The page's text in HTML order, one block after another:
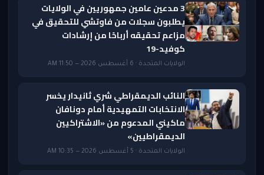
3 مدعين عامين جمهوريين في الولايات
يطلبون سجلات من فاوتشي للتحقيق في
مزاعم تحقيقه أرباحًا من إرشادات
كوفيد-19
الولايات المتحدة · 6 أغسطس 2026 — 11:50 AM
النائب الديمقراطي شري ثانيدار يخسر
الانتخابات التمهيدية أمام دونافان
ماكيني المدعوم من «الاشتراكيين
الديمقراطيين»
الولايات المتحدة · 5 أغسطس 2026 — 10:35 AM